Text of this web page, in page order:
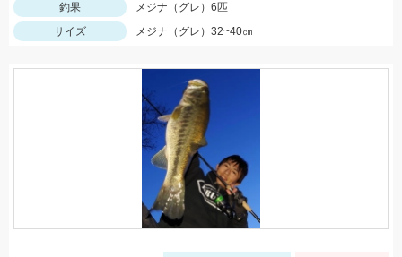
釣果
メジナ（グレ）6匹
サイズ
メジナ（グレ）32~40㎝